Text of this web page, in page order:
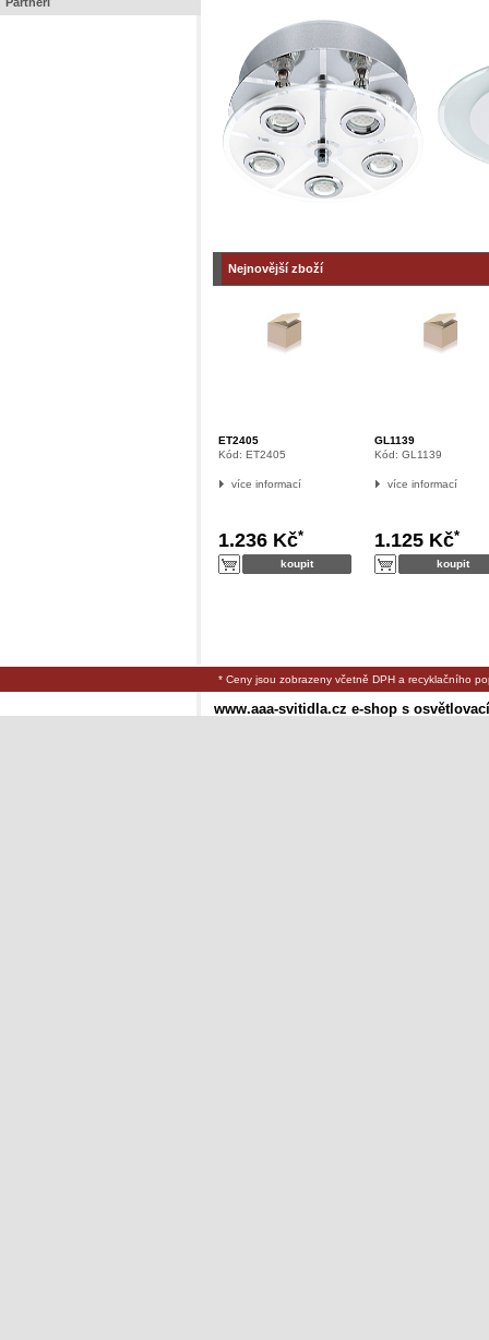
Nejnovější zboží
ET2405
Kód: ET2405
více informací
1.236 Kč*
GL1139
Kód: GL1139
více informací
1.125 Kč*
* Ceny jsou zobrazeny včetně DPH a recyklačního
www.aaa-svitidla.cz e-shop s